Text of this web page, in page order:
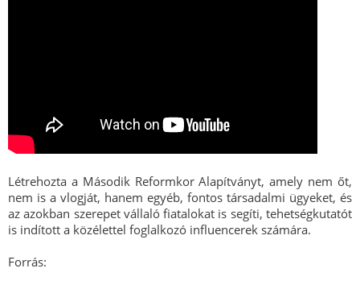
Létrehozta a Második Reformkor Alapítványt, amely nem őt,
nem is a vlogját, hanem egyéb, fontos társadalmi ügyeket, és
az azokban szerepet vállaló fiatalokat is segíti, tehetségkutatót
is indított a közélettel foglalkozó influencerek számára.
Forrás: